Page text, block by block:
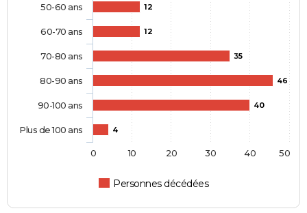
12
12
35
46
40
4
Personnes décédées
50-60 ans
60-70 ans
70-80 ans
80-90 ans
90-100 ans
Plus de 100 ans
0 10 20 30 40 50